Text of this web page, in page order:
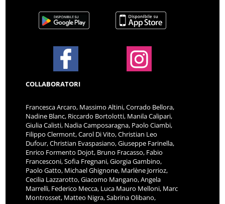
COLLABORATORI
Francesca Arcaro, Massimo Altini, Corrado Bellora,
Nadine Blanc, Riccardo Bortolotti, Manila Calipari,
Giulia Calisti, Nadia Camposaragna, Paolo Ciambi,
Filippo Clermont, Carol Di Vito, Christian Leo
Dufour, Christian Evaspasiano, Giuseppe Farinella,
Enrico Formento Dojot, Bruno Fracasso, Fabio
Francesconi, Sofia Fregnani, Giorgia Gambino,
Paolo Gatto, Michael Ghignone, Marlène Jorrioz,
Cecilia Lazzarotto, Giacomo Mangano, Angela
Marrelli, Federico Mecca, Luca Mauro Melloni, Marc
Montrosset, Matteo Nigra, Sabrina Olibano,